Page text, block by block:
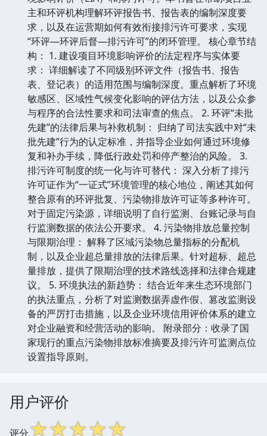
主和环评机构理解环评报告书、报告表的编制深度要
求，以及在运营期如何有效衔接排污许可要求，实现
“环评—环评后督—排污许可”的闭环管理。 核心章节结
构： 1. 建设项目环境影响评价的法定程序与实体要
求： 详细解读了不同级别环评文件（报告书、报告
表、登记表）的适用范围与编制深度。重点解析了环境
敏感区、区域性气候变化影响的评估方法，以及公众参
与程序的合法性要求和司法审查的焦点。 2. 环评“未批
先建”的法律后果与补救机制： 归纳了司法实践中对“未
批先建”行为的认定标准，并指导企业如何通过环境修
复和补办手续，降低行政处罚和停产整治的风险。 3.
排污许可制度的统一化与许可替代： 深入分析了排污
许可证作为“一证式”环境管理的核心地位，阐述其如何
整合原有的环评批复、污染物排放许可证等多种许可。
对于固定污染源，详细说明了自行监测、台账记录与自
行监测数据的依法公开要求。 4. 污染物排放总量控制
与限期治理： 解释了区域污染物总量指标的分配机
制，以及企业超总量排放的法律后果。针对超标、超总
量排放，提供了限期治理的技术路线选择和法律合规建
议。 5. 环境执法的新趋势： 结合近年来生态环境部门
的执法重点，分析了对监测数据弄虚作假、篡改监测设
备的严厉打击措施，以及企业环境信用评价体系的建立
对企业融资和经营活动的影响。 附录部分：收录了国
家现行的重点污染物排放标准摘要及排污许可监测点位
设置指导原则。
用户评价
评分☆☆☆☆☆